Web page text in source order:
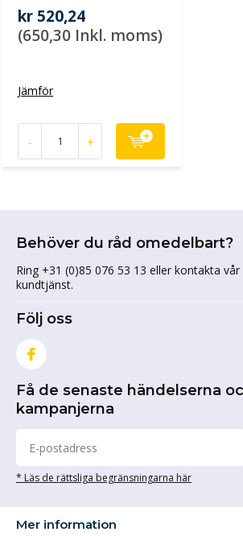
kr 520,24
(650,30 Inkl. moms)
Jämför
- +
Behöver du råd omedelbart?
Ring +31 (0)85 076 53 13 eller kontakta vår
kundtjänst.
Följ oss
Få de senaste händelserna
kampanjerna
* Läs de rättsliga begränsningarna här
Mer information